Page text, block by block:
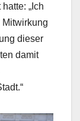
„Ich
dieser
damit